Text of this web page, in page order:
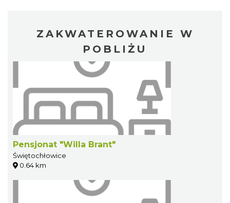
ZAKWATEROWANIE W
POBLIŻU
Pensjonat "Willa Brant"
Świętochłowice
0.64 km